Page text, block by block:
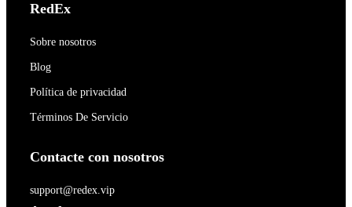
RedEx
Sobre nosotros
Blog
Política de privacidad
Términos De Servicio
Contacte con nosotros
support@redex.vip